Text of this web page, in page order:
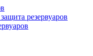
резервуаров